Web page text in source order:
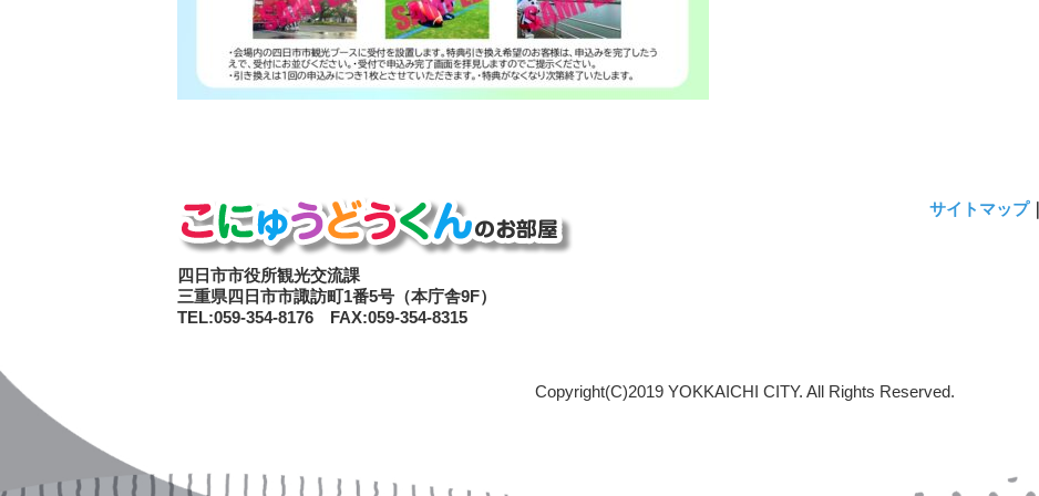
四日市市役所観光交流課
三重県四日市市諏訪町1番5号（本庁舎9F）
TEL:059-354-8176 FAX:059-354-8315
サイトマップ｜
Copyright(C)2019 YOKKAICHI CITY. All Rights Reserved.